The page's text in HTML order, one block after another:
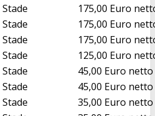
Stade
175,00 Euro
Stade
175,00 Euro
Stade
175,00 Euro
Stade
125,00 Euro
Stade
45,00 Euro netto
Stade
45,00 Euro netto
Stade
35,00 Euro netto